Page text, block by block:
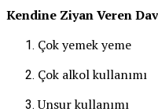
Kendine Ziyan Veren
Çok yemek yeme
Çok alkol kullanımı
Unsur kullanımı